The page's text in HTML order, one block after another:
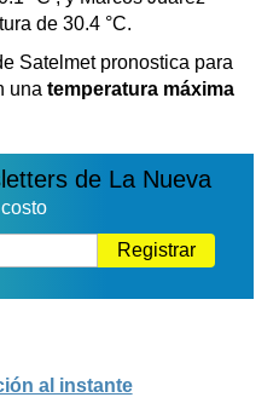
de 30.4 °C.
Satelmet pronostica para
una temperatura máxima
de La Nueva
Registrar
al instante